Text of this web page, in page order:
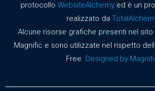
protocollo WebsiteAlchemyed è un
realizzato da
Alcune risorse grafiche presenti nel
Magnific e sono utilizzate nel rispetto
Free. Designed by